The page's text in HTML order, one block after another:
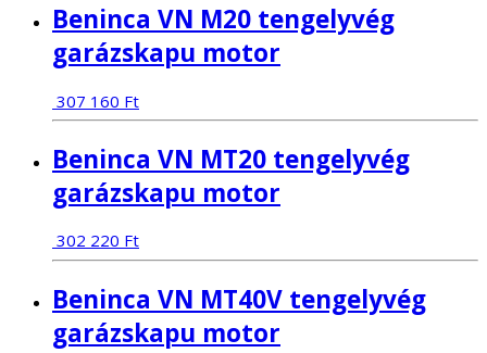
Beninca VN M20 tengelyvég
garázskapu motor
307 160 Ft
Beninca VN MT20 tengelyvég
garázskapu motor
302 220 Ft
Beninca VN MT40V tengelyvég
garázskapu motor